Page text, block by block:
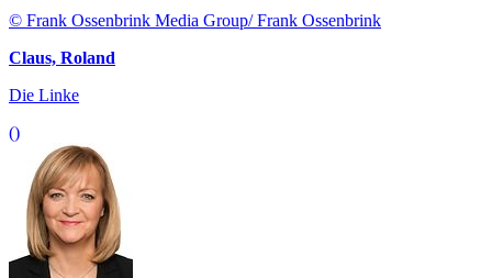
© Frank Ossenbrink Media Group/ Frank Ossenbrink
Claus, Roland
Die Linke
()